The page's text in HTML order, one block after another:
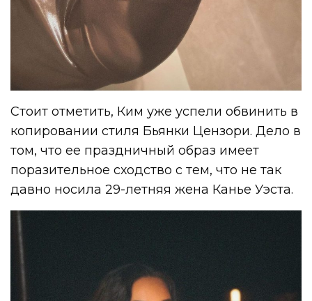
Стоит отметить, Ким уже успели обвинить в
копировании стиля Бьянки Цензори. Дело в
том, что ее праздничный образ имеет
поразительное сходство с тем, что не так
давно носила 29-летняя жена Канье Уэста.